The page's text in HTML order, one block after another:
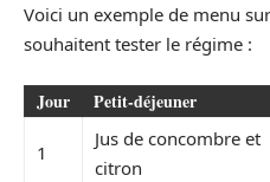
Voici un exemple de menu
souhaitent tester le régime :
Jour Petit-déjeuner
1
Jus de concombre et
citron